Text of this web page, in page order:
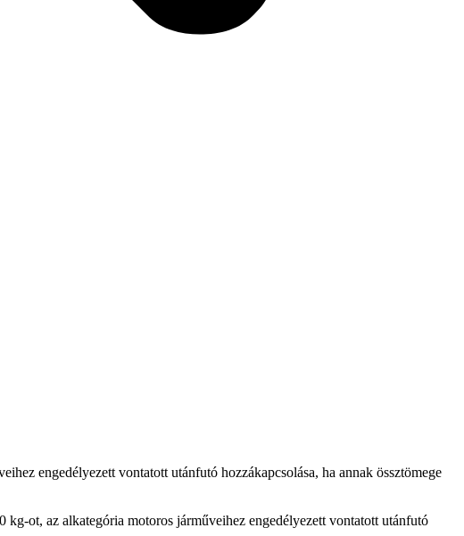
engedélyezett vontatott utánfutó hozzákapcsolása, ha annak össztömege
ot, az alkategória motoros járműveihez engedélyezett vontatott utánfutó